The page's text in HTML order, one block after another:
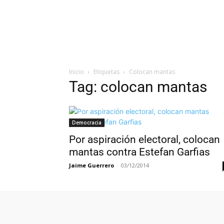
Inicio Etiquetas Colocan mantas
Tag: colocan mantas
Democracia
Por aspiración electoral, colocan
mantas contra Estefan Garfias
Jaime Guerrero - 03/12/2014